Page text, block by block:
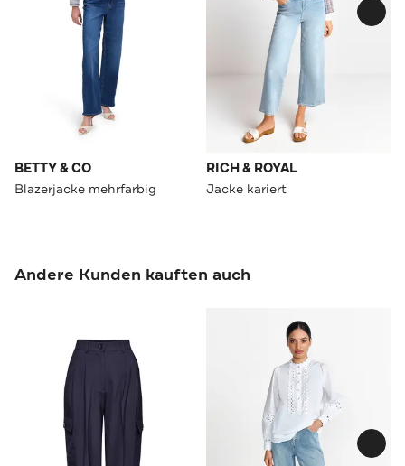
BETTY & CO
Blazerjacke mehrfarbig
RICH & ROYAL
Jacke kariert
Andere Kunden kauften auch